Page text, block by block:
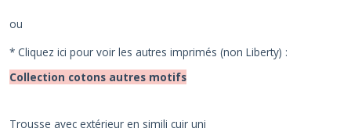
ou
* Cliquez ici pour voir les autres imprimés (non Liberty) :
Collection cotons autres motifs
Trousse avec extérieur en simili cuir uni